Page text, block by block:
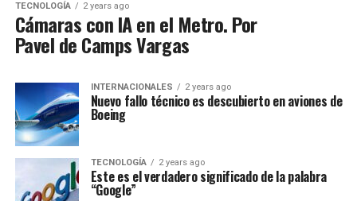
TECNOLOGÍA 2 years ago
Cámaras con IA en el Metro. Por
Pavel de Camps Vargas
INTERNACIONALES 2 years ago
Nuevo fallo técnico es descubierto en aviones de
Boeing
TECNOLOGÍA 2 years ago
Este es el verdadero significado de la palabra
“Google”